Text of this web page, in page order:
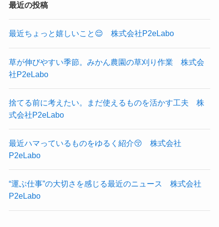
最近の投稿
最近ちょっと嬉しいこと😌 株式会社P2eLabo
草が伸びやすい季節。みかん農園の草刈り作業 株式会
社P2eLabo
捨てる前に考えたい。まだ使えるものを活かす工夫 株
式会社P2eLabo
最近ハマっているものをゆるく紹介😚 株式会社
P2eLabo
“運ぶ仕事”の大切さを感じる最近のニュース 株式会社
P2eLabo